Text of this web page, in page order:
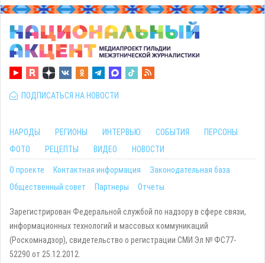
ПОДПИСАТЬСЯ НА НОВОСТИ
НАРОДЫ РЕГИОНЫ ИНТЕРВЬЮ СОБЫТИЯ
ПЕРСОНЫ
ФОТО
РЕЦЕПТЫ ВИДЕО НОВОСТИ
О проекте Контактная информация
Законодательная база
Общественный совет
Партнеры Отчеты
Зарегистрирован Федеральной службой по надзору в сфере связи,
информационных технологий и массовых коммуникаций
(Роскомнадзор), свидетельство о регистрации СМИ Эл № ФС77-
52290 от 25.12.2012.